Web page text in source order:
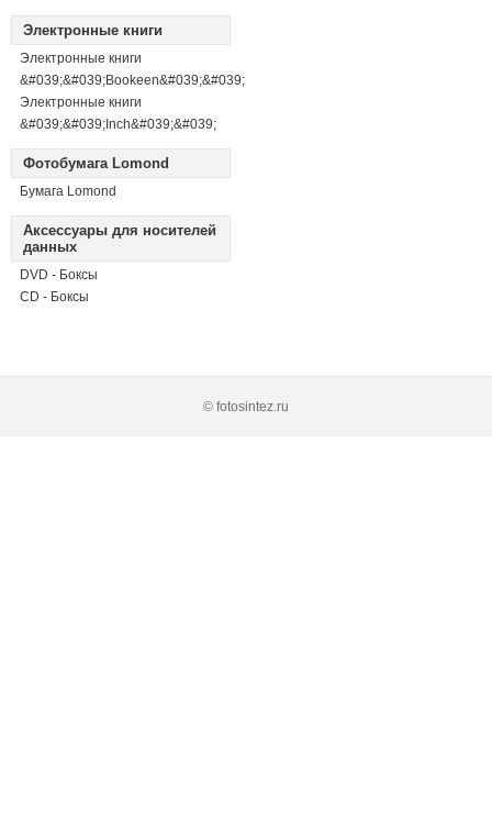
Электронные книги
Электронные книги
&#039;&#039;Bookeen&#039;&#039;
Электронные книги
&#039;&#039;Inch&#039;&#039;
Фотобумага Lomond
Бумага Lomond
Аксессуары для носителей
данных
DVD - Боксы
CD - Боксы
© fotosintez.ru